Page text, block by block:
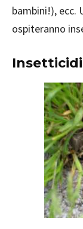
bambini!), ecc.
ospiteranno